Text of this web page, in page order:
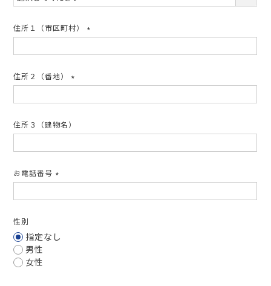
須)
住所１（市区町村）
須)
住所２（番地）
須)
住所３（建物名）
お電話番号
須)
性別
指定なし
男性
女性